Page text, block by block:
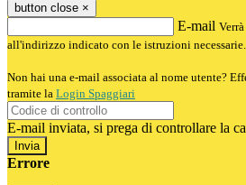
button close ×
E-mail
all'indirizzo indicato con le istruzioni necessarie.
Non hai una e-mail associata al nome utente?
tramite la Login Spaggiari
E-mail inviata, si prega di controllare la
Errore